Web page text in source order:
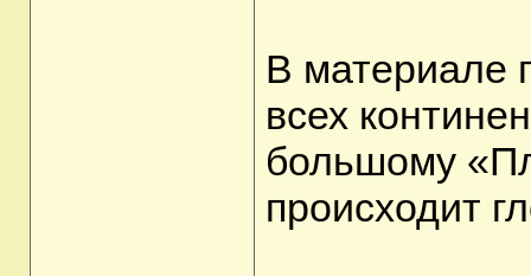
В материале
всех
большому
происходит